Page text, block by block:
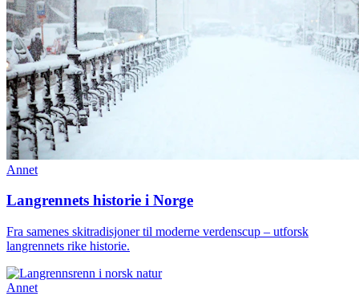
Annet
Langrennets historie i Norge
Fra samenes skitradisjoner til moderne verdenscup – utforsk
langrennets rike historie.
Annet